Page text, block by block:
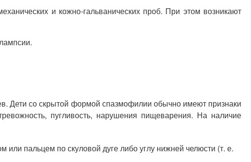
и кожно-гальванических проб. При этом возникают
Дети со скрытой формой спазмофилии обычно имеют признаки
пугливость, нарушения пищеварения. На наличие
пальцем по скуловой дуге либо углу нижней челюсти (т. е.